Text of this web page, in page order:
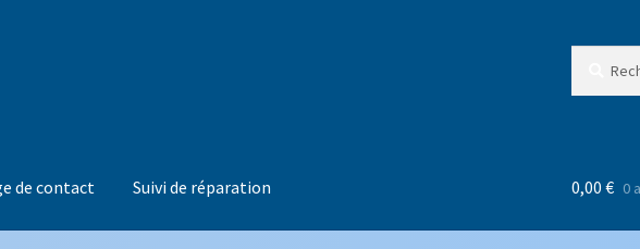
de contact Suivi de réparation 0,00 € 0